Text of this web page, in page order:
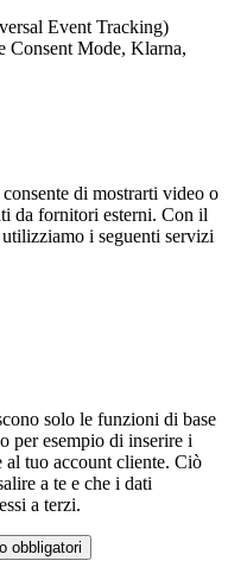
Event Tracking)
Consent Mode, Klarna,
di mostrarti video o
da fornitori esterni. Con il
i seguenti servizi
solo le funzioni di base
per esempio di inserire i
al tuo account cliente. Ciò
a te e che i dati
a terzi.
obbligatori